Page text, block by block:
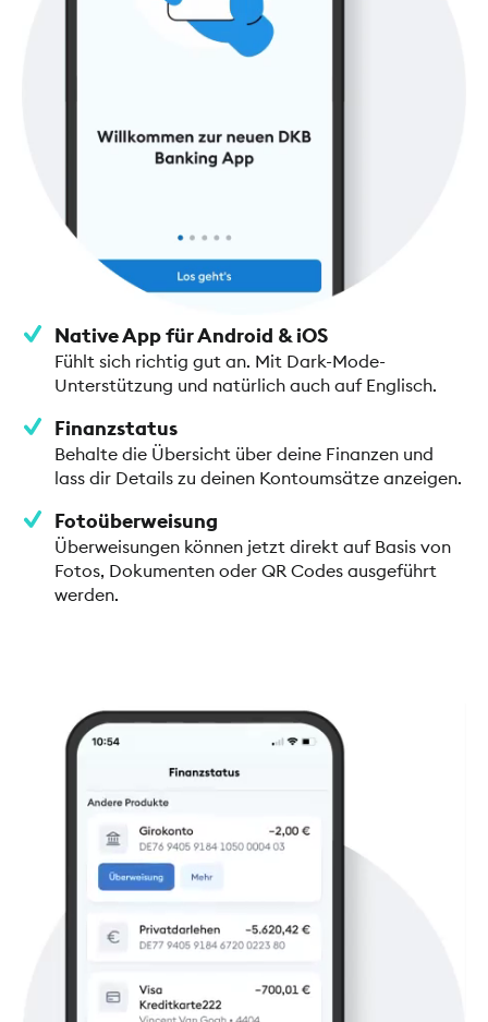
Native App für Android & iOS
Fühlt sich richtig gut an. Mit Dark-Mode-
Unterstützung und natürlich auch auf Englisch.
Finanzstatus
Behalte die Übersicht über deine Finanzen und
lass dir Details zu deinen Kontoumsätze anzeigen.
Fotoüberweisung
Überweisungen können jetzt direkt auf Basis von
Fotos, Dokumenten oder QR Codes ausgeführt
werden.